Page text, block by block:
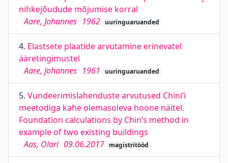
nihkejõudude mõjumise korral
Aare, Johannes 1962 uuringuaruanded
4. Elastsete plaatide arvutamine erinevatel
ääretingimustel
Aare, Johannes 1961 uuringuaruanded
5. Vundeerimislahenduste arvutused Chini’i
meetodiga kahe olemasoleva hoone näitel.
Foundation calculations by Chin’s method in
example of two existing buildings
Aas, Olari 09.06.2017 magistritööd